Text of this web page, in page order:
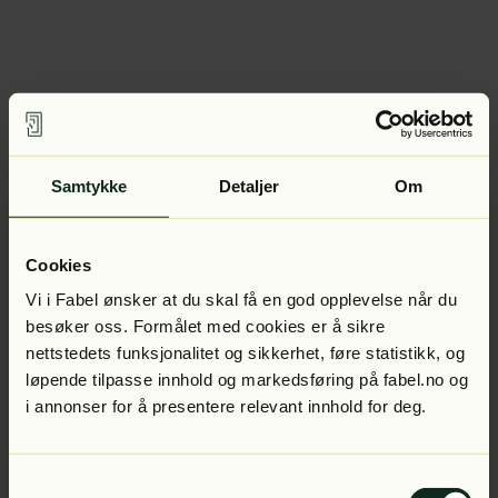
Samtykke Detaljer Om
Cookies
Vi i Fabel ønsker at du skal få en god opplevelse når du
besøker oss. Formålet med cookies er å sikre
nettstedets funksjonalitet og sikkerhet, føre statistikk, og
løpende tilpasse innhold og markedsføring på fabel.no og
i annonser for å presentere relevant innhold for deg.